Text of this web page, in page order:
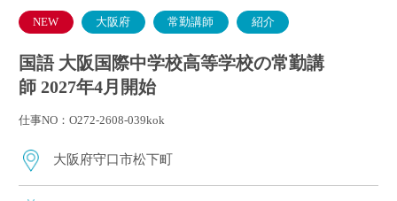
NEW 大阪府 常勤講師 紹介
国語 大阪国際中学校高等学校の常勤講
師 2027年4月開始
仕事NO：O272-2608-039kok
大阪府守口市松下町